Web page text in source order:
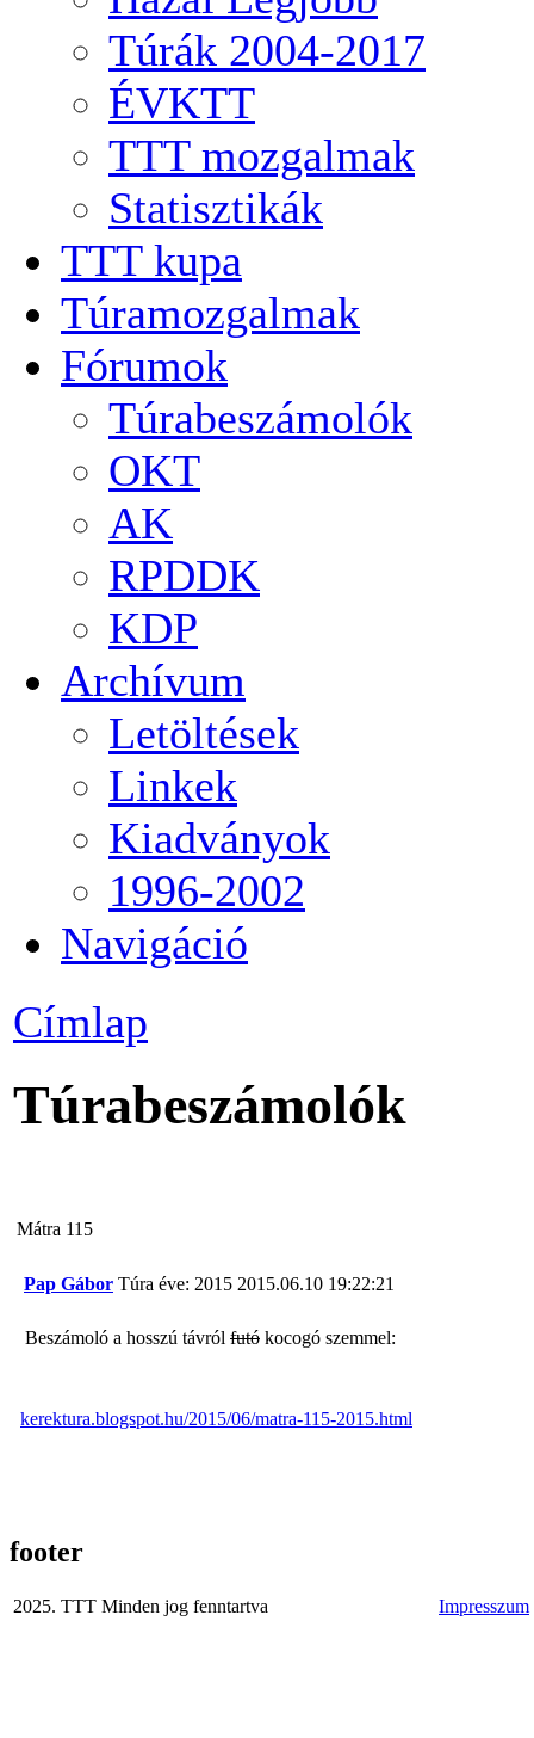
Túrák 2004-2017
ÉVKTT
TTT mozgalmak
Statisztikák
TTT kupa
Túramozgalmak
Fórumok
Túrabeszámolók
OKT
AK
RPDDK
KDP
Archívum
Letöltések
Linkek
Kiadványok
1996-2002
Navigáció
Címlap
Túrabeszámolók
Mátra 115
Pap Gábor Túra éve: 2015 2015.06.10 19:22:21
Beszámoló a hosszú távról futó kocogó szemmel:
kerektura.blogspot.hu/2015/06/matra-115-2015.html
footer
2025. TTT Minden jog fenntartva Impresszum